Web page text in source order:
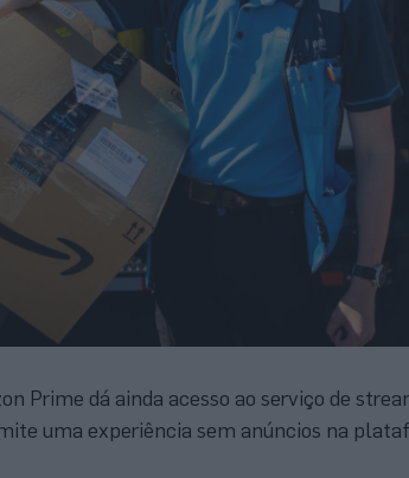
Prime dá ainda acesso ao serviço de
uma experiência sem anúncios na